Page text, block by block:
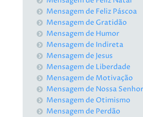
Mensagem de Feliz Páscoa
Mensagem de Gratidão
Mensagem de Humor
Mensagem de Indireta
Mensagem de Jesus
Mensagem de Liberdade
Mensagem de Motivação
Mensagem de Nossa
Mensagem de Otimismo
Mensagem de Perdão